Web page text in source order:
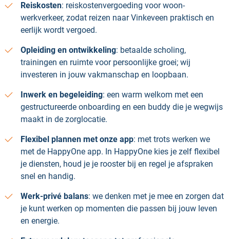
Reiskosten: reiskostenvergoeding voor woon-
werkverkeer, zodat reizen naar Vinkeveen praktisch en
eerlijk wordt vergoed.
Opleiding en ontwikkeling: betaalde scholing,
trainingen en ruimte voor persoonlijke groei; wij
investeren in jouw vakmanschap en loopbaan.
Inwerk en begeleiding: een warm welkom met een
gestructureerde onboarding en een buddy die je wegwijs
maakt in de zorglocatie.
Flexibel plannen met onze app: met trots werken we
met de HappyOne app. In HappyOne kies je zelf flexibel
je diensten, houd je je rooster bij en regel je afspraken
snel en handig.
Werk-privé balans: we denken met je mee en zorgen dat
je kunt werken op momenten die passen bij jouw leven
en energie.